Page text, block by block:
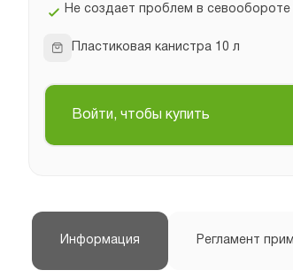
Не создает проблем в севообороте
Пластиковая канистра 10 л
Войти, чтобы купить
Информация Регламент